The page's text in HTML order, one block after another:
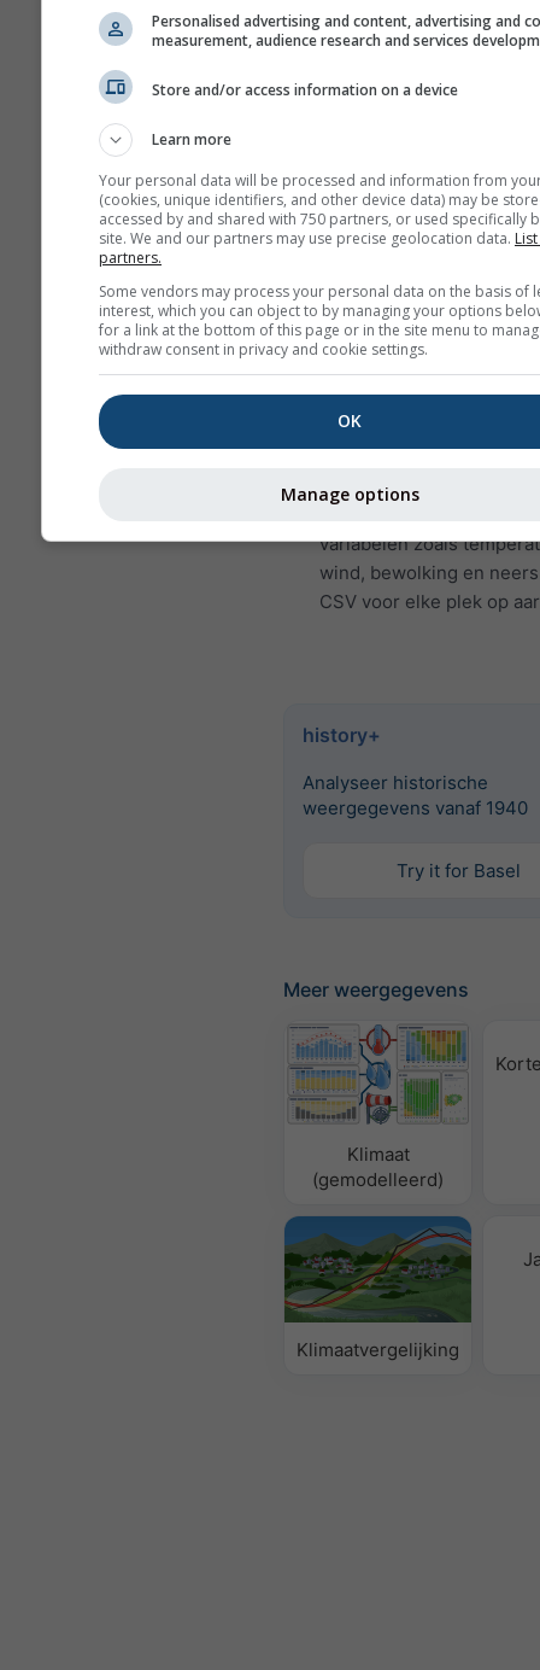
Het diagram \"15-
toont uurlijkse
Voor één maand zijn
meer dan 6
maandelijkse
koop aan. Neem
met ons op voor
informatie
(
Uurlijkse historische
weergegevens sinds
Biel kunnen worden
variabelen zoals
wind, bewolking en
CSV voor elke plek op
history+
Analyseer historische
weergegevens vanaf 1940
Try it for Basel
Meer weergegevens
Klimaat
(gemodelleerd)
Klimaatvergelijking
Personalised advertising and content, advertising and
measurement, audience research and services
Store and/or access information on a device
Learn more
Your personal data will be processed and information from
(cookies, unique identifiers, and other device data) may be
accessed by and shared with 750 partners, or used specifically
site. We and our partners may use precise geolocation data.
partners.
Some vendors may process your personal data on the basis of
interest, which you can object to by managing your options
for a link at the bottom of this page or in the site menu to
withdraw consent in privacy and cookie settings.
OK
Manage options